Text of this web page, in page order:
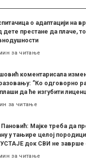
о адаптацији на
дете престане да плаче,
за читање
коментарисала
”Ко одговорно
да ће изгубити
за читање
Мајке треба да
у тањире целој
док СВИ не заврше
за читање